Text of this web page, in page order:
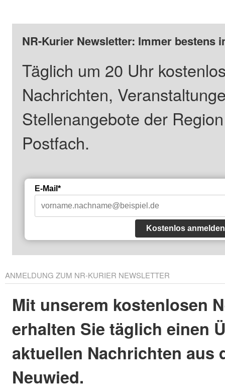
NR-Kurier Newsletter: Immer bestens
Täglich um 20 Uhr
Nachrichten,
Stellenangebote der
Postfach.
E-Mail*
Kostenlos anmelden
ANMELDUNG ZUM NR-KURIER NEWSLETTER
Mit unserem kostenlosen
erhalten Sie täglich einen
aktuellen Nachrichten aus
Neuwied.